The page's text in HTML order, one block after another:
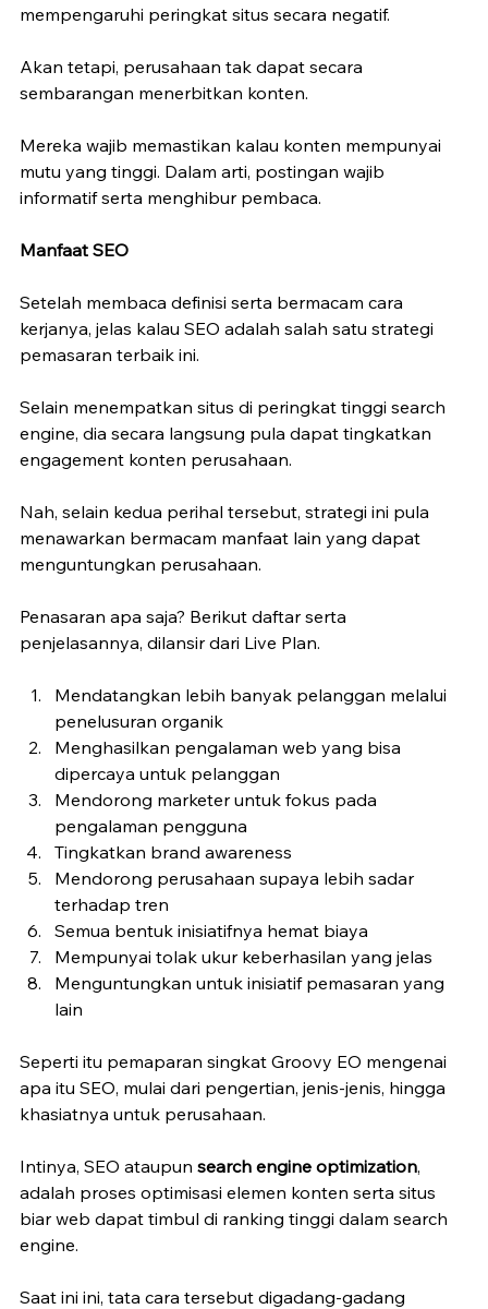
mempengaruhi peringkat situs secara negatif.
Akan tetapi, perusahaan tak dapat secara
sembarangan menerbitkan konten.
Mereka wajib memastikan kalau konten mempunyai
mutu yang tinggi. Dalam arti, postingan wajib
informatif serta menghibur pembaca.
Manfaat SEO
Setelah membaca definisi serta bermacam cara
kerjanya, jelas kalau SEO adalah salah satu strategi
pemasaran terbaik ini.
Selain menempatkan situs di peringkat tinggi search
engine, dia secara langsung pula dapat tingkatkan
engagement konten perusahaan.
Nah, selain kedua perihal tersebut, strategi ini pula
menawarkan bermacam manfaat lain yang dapat
menguntungkan perusahaan.
Penasaran apa saja? Berikut daftar serta
penjelasannya, dilansir dari Live Plan.
Mendatangkan lebih banyak pelanggan melalui
penelusuran organik
Menghasilkan pengalaman web yang bisa
dipercaya untuk pelanggan
Mendorong marketer untuk fokus pada
pengalaman pengguna
Tingkatkan brand awareness
Mendorong perusahaan supaya lebih sadar
terhadap tren
Semua bentuk inisiatifnya hemat biaya
Mempunyai tolak ukur keberhasilan yang jelas
Menguntungkan untuk inisiatif pemasaran yang
lain
Seperti itu pemaparan singkat Groovy EO mengenai
apa itu SEO, mulai dari pengertian, jenis-jenis, hingga
khasiatnya untuk perusahaan.
Intinya, SEO ataupun search engine optimization,
adalah proses optimisasi elemen konten serta situs
biar web dapat timbul di ranking tinggi dalam search
engine.
Saat ini ini, tata cara tersebut digadang-gadang